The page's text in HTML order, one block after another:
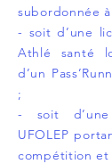
subordonnée
- soit d’une
Athlé santé
d’un
;
- soit d’une
UFOLEP
compétition et